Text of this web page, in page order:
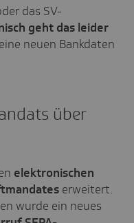
das SV-
geht das leider
neuen Bankdaten
über
elektronischen
erweitert.
wurde ein neues